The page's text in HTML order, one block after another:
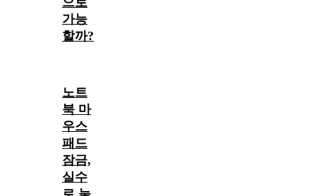
가능
할까?
노트
북 마
우스
패드
잠금,
실수